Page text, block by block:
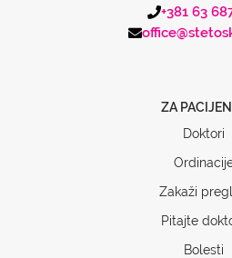
+381 63
ZA
Doktori
Zakaži
Pitajte
Bolesti